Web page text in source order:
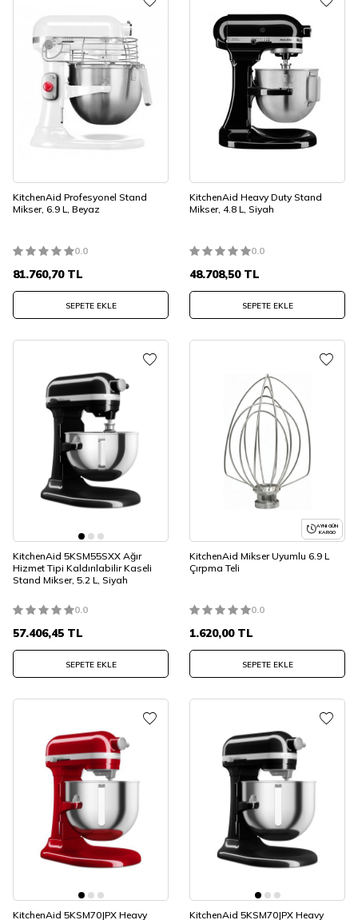
KitchenAid Profesyonel Stand
Mikser, 6.9 L, Beyaz
0.0
81.760,70TL
SEPETE EKLE
KitchenAid Heavy Duty Stand
Mikser, 4.8 L, Siyah
0.0
48.708,50TL
SEPETE EKLE
KitchenAid 5KSM55SXX Ağır
Hizmet Tipi Kaldırılabilir Kaseli
Stand Mikser, 5.2 L, Siyah
0.0
57.406,45 TL
SEPETE EKLE
AYNI GÜN
KARGO
KitchenAid Mikser Uyumlu 6.9 L
Çırpma Teli
0.0
1.620,00TL
SEPETE EKLE
KitchenAid 5KSM70JPX Heavy KitchenAid 5KSM70JPX Heavy